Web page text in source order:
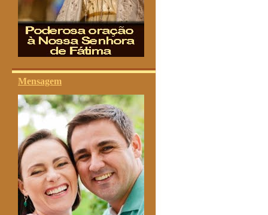
Mensagem